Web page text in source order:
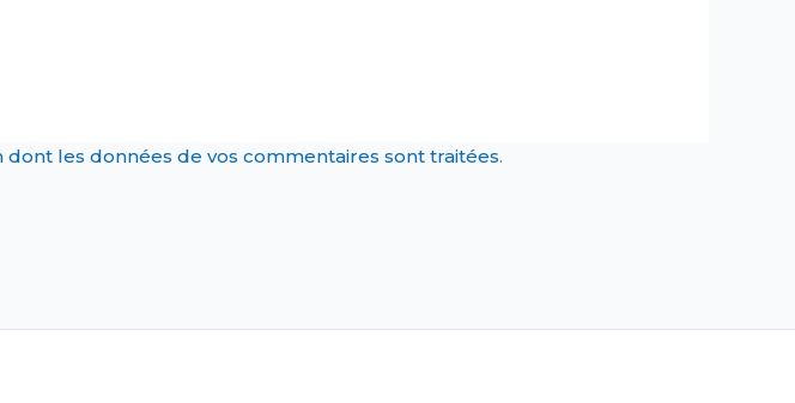
dont les données de vos commentaires sont traitées.